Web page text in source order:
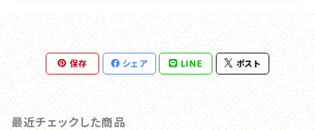
保存 シェア LINE ポスト
最近チェックした商品